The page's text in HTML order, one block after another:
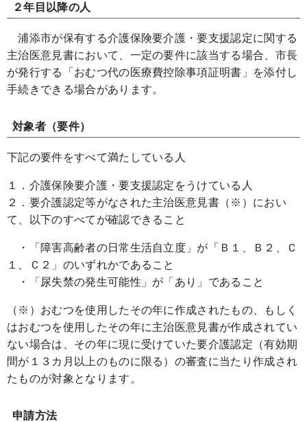
２年目以降の人
浦添市が保有する介護保険要介護・要支援認定に関する
主治医意見書において、一定の要件に該当する場合、市長
が発行する「おむつ代の医療費控除事項証明書」を添付し
手続きできる場合があります。
対象者（要件）
下記の要件をすべて満たしている人
１．介護保険要介護・要支援認定をうけている人
２．要介護認定等がなされた主治医意見書（※）におい
て、以下のすべてが確認できること
・「障害高齢者の日常生活自立度」が「Ｂ１、Ｂ２、Ｃ
１、Ｃ２」のいずれかであること
・「尿失禁の発生可能性」が「あり」であること
（※）おむつを使用したその年に作成されたもの、もしく
はおむつを使用したその年に主治医意見書が作成されてい
ない場合は、その年に現に受けていた要介護認定（有効期
間が１３カ月以上のものに限る）の審査に当たり作成され
たものが対象となります。
申請方法